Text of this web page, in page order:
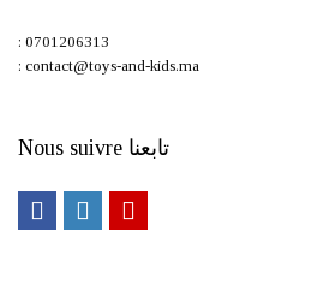
: 0701206313
: contact@toys-and-kids.ma
Nous suivre تابعنا